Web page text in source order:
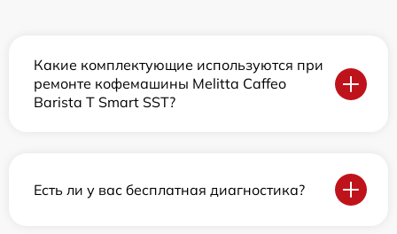
Какие комплектующие используются при
ремонте кофемашины Melitta Caffeo
Barista T Smart SST?
Есть ли у вас бесплатная диагностика?